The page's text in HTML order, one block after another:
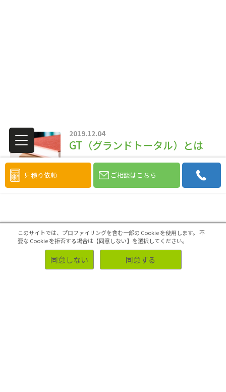
2019.12.04
GT（グランドトータル）とは
見積り依頼 ご相談はこちら
このサイトでは、プロファイリングを含む一部の Cookie を使用します。 不
要な Cookie を拒否する場合は【同意しない】を選択してください。
同意しない 同意する